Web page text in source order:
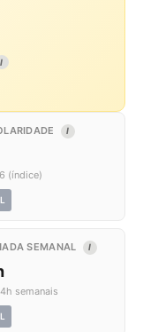
I
I
(índice)
SEMANAL I
semanais